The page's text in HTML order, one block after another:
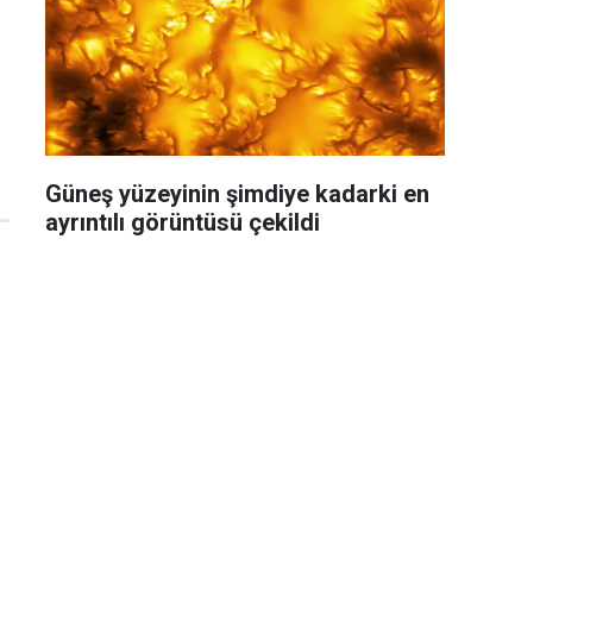
Güneş yüzeyinin şimdiye kadarki en
ayrıntılı görüntüsü çekildi